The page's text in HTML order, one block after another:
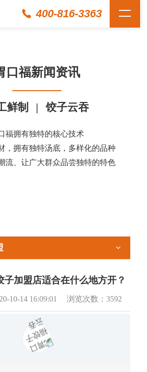
400-816-3363
口福新闻资讯
鲜制 | 饺子云吞
福拥有独特的核心技术
，拥有独特汤底，多样化的品种
流、让广大群众品尝独特的特色
子加盟店适合在什么地方开？
10-14 16:09:01 浏览次数： 3592